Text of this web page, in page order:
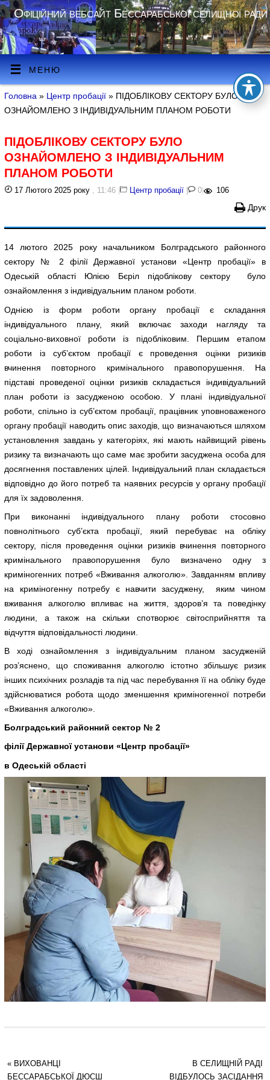
Офіційний вебсайт Бессарабської селищної ради
МЕНЮ
Головна » Центр пробації » ПІДОБЛІКОВУ СЕКТОРУ БУЛО
ОЗНАЙОМЛЕНО З ІНДИВІДУАЛЬНИМ ПЛАНОМ РОБОТИ
ПІДОБЛІКОВУ СЕКТОРУ БУЛО
ОЗНАЙОМЛЕНО З ІНДИВІДУАЛЬНИМ
ПЛАНОМ РОБОТИ
17 Лютого 2025 року , 11:46 | Центр пробації | 0 | 106
Друк
14 лютого 2025 року начальником Болградського районного
сектору № 2 філії Державної установи «Центр пробації» в
Одеській області Юлією Бєріл підоблікову сектору було
ознайомлення з індивідуальним планом роботи.
Однією із форм роботи органу пробації є складання
індивідуального плану, який включає заходи нагляду та
соціально-виховної роботи із підобліковим. Першим етапом
роботи із суб’єктом пробації є проведення оцінки ризиків
вчинення повторного кримінального правопорушення. На
підставі проведеної оцінки ризиків складається індивідуальний
план роботи із засудженою особою. У плані індивідуальної
роботи, спільно із суб’єктом пробації, працівник уповноваженого
органу пробації наводить опис заходів, що визначаються шляхом
установлення завдань у категоріях, які мають найвищий рівень
ризику та визначають що саме має зробити засуджена особа для
досягнення поставлених цілей. Індивідуальний план складається
відповідно до його потреб та наявних ресурсів у органу пробації
для їх задоволення.
При виконанні індивідуального плану роботи стосовно
повнолітнього суб’єкта пробації, який перебуває на обліку
сектору, після проведення оцінки ризиків вчинення повторного
кримінального правопорушення було визначено одну з
криміногенних потреб «Вживання алкоголю». Завданням впливу
на криміногенну потребу є навчити засуджену, яким чином
вживання алкоголю впливає на життя, здоров’я та поведінку
людини, а також на скільки спотворює світосприйняття та
відчуття відповідальності людини.
В ході ознайомлення з індивідуальним планом засудженій
роз’яснено, що споживання алкоголю істотно збільшує ризик
інших психічних розладів та під час перебування її на обліку буде
здійснюватися робота щодо зменшення криміногенної потреби
«Вживання алкоголю».
Болградський районний сектор № 2
філії Державної установи «Центр пробації»
в Одеській області
«ВИХОВАНЦІ
БЕССАРАБСЬКОЇ ДЮСШ
В СЕЛИЩНІЙ РАДІ
ВІДБУЛОСЬ ЗАСІДАННЯ